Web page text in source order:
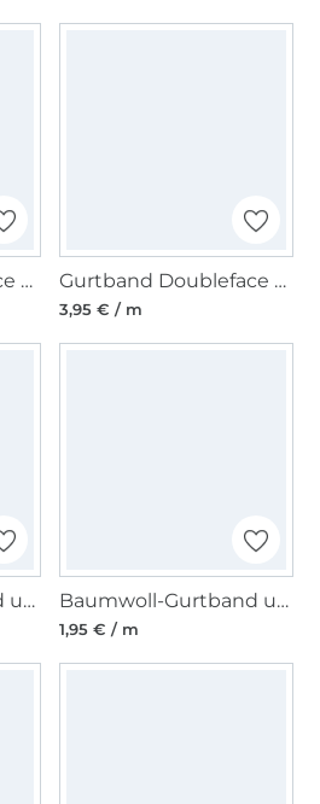
Gurtband Doubleface Black and White 40 mm Retro Cubes Gurtband Doubleface Stripes 40mm, blau
3,95 € / m
Baumwoll-Gurtband uni braun 38 mm Baumwoll-Gurtband uni rot 38 mm
1,95 € / m